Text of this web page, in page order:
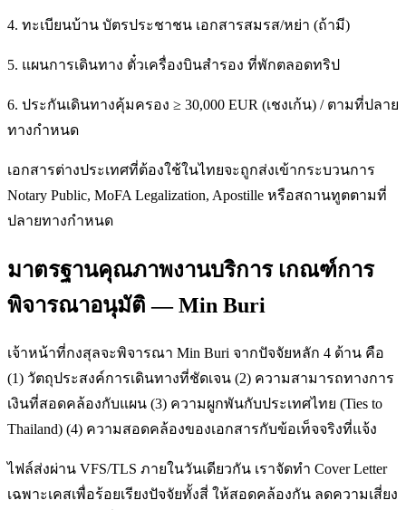
4. ทะเบียนบ้าน บัตรประชาชน เอกสารสมรส/หย่า (ถ้ามี)
5. แผนการเดินทาง ตั๋วเครื่องบินสำรอง ที่พักตลอดทริป
6. ประกันเดินทางคุ้มครอง ≥ 30,000 EUR (เชงเก้น) / ตามที่ปลาย
ทางกำหนด
เอกสารต่างประเทศที่ต้องใช้ในไทยจะถูกส่งเข้ากระบวนการ
Notary Public, MoFA Legalization, Apostille หรือสถานทูตตามที่
ปลายทางกำหนด
มาตรฐานคุณภาพงานบริการ เกณฑ์การ
พิจารณาอนุมัติ — Min Buri
เจ้าหน้าที่กงสุลจะพิจารณา Min Buri จากปัจจัยหลัก 4 ด้าน คือ
(1) วัตถุประสงค์การเดินทางที่ชัดเจน (2) ความสามารถทางการ
เงินที่สอดคล้องกับแผน (3) ความผูกพันกับประเทศไทย (Ties to
Thailand) (4) ความสอดคล้องของเอกสารกับข้อเท็จจริงที่แจ้ง
ไฟล์ส่งผ่าน VFS/TLS ภายในวันเดียวกัน เราจัดทำ Cover Letter
เฉพาะเคสเพื่อร้อยเรียงปัจจัยทั้งสี่ ให้สอดคล้องกัน ลดความเสี่ยง